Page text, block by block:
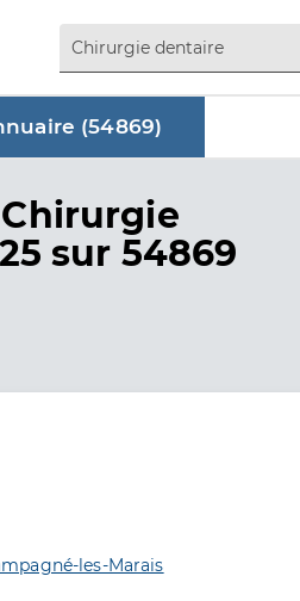
(54869)
sur 54869
les-Marais